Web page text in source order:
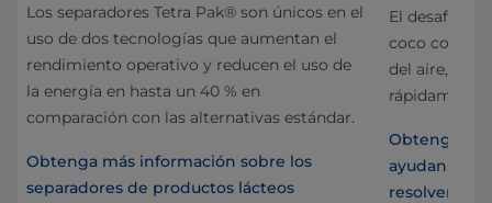
Los separadores Tetra Pak® son únicos en el
uso de dos tecnologías que aumentan el
rendimiento operativo y reducen el uso de
la energía en hasta un 40 % en
comparación con las alternativas estándar.
Obtenga más información sobre los
separadores de productos lácteos
El desafío
coco
del aire, que
rápidamente
Obtenga
ayudan los
resolver el